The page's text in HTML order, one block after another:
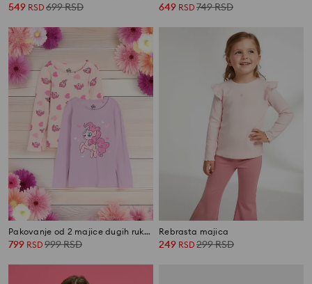
549 RSD 699RSD 649 RSD 749RSD
Pakovanje od 2 majice dugih rukava My Little Pony
799 RSD 999RSD
Rebrasta majica
249 RSD 299RSD